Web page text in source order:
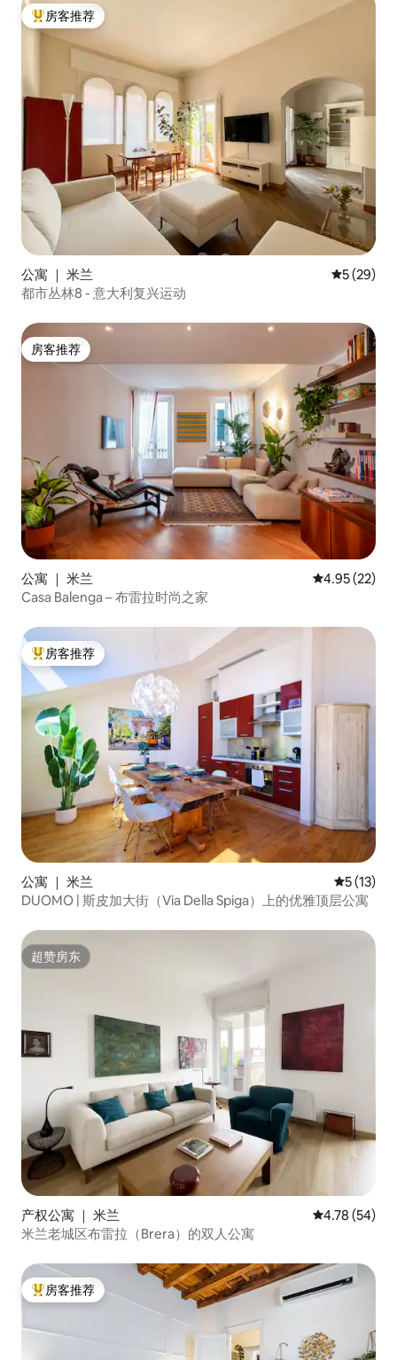
热门「房客推荐」
房客推荐
公寓 ｜ 米兰 平均评分
5 (29)
都市丛林8 - 意大利复兴运动
房客推荐
房客推荐
公寓 ｜ 米兰 平均评分
4.95 (22)
Casa Balenga – 布雷拉时尚之家
热门「房客推荐」
房客推荐
公寓 ｜ 米兰 平均评分
5 (13)
DUOMO | 斯皮加大街（Via Della Spiga）上的优雅顶层公寓
超赞房东
超赞房东
产权公寓 ｜ 米兰 平均评分
4.78 (54)
米兰老城区布雷拉（Brera）的双人公寓
热门「房客推荐」
房客推荐